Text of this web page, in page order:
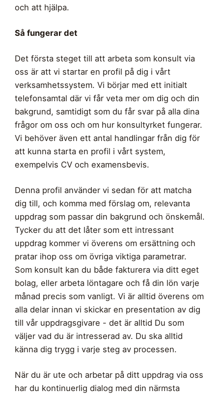
och att hjälpa.
Så fungerar det
Det första steget till att arbeta som konsult via
oss är att vi startar en profil på dig i vårt
verksamhetssystem. Vi börjar med ett initialt
telefonsamtal där vi får veta mer om dig och din
bakgrund, samtidigt som du får svar på alla dina
frågor om oss och om hur konsultyrket fungerar.
Vi behöver även ett antal handlingar från dig för
att kunna starta en profil i vårt system,
exempelvis CV och examensbevis.
Denna profil använder vi sedan för att matcha
dig till, och komma med förslag om, relevanta
uppdrag som passar din bakgrund och önskemål.
Tycker du att det låter som ett intressant
uppdrag kommer vi överens om ersättning och
pratar ihop oss om övriga viktiga parametrar.
Som konsult kan du både fakturera via ditt eget
bolag, eller arbeta löntagare och få din lön varje
månad precis som vanligt. Vi är alltid överens om
alla delar innan vi skickar en presentation av dig
till vår uppdragsgivare - det är alltid Du som
väljer vad du är intresserad av. Du ska alltid
känna dig trygg i varje steg av processen.
När du är ute och arbetar på ditt uppdrag via oss
har du kontinuerlig dialog med din närmsta